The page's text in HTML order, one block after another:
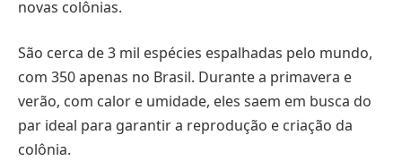
novas colônias.
São cerca de 3 mil espécies espalhadas pelo mundo,
com 350 apenas no Brasil. Durante a primavera e
verão, com calor e umidade, eles saem em busca do
par ideal para garantir a reprodução e criação da
colônia.